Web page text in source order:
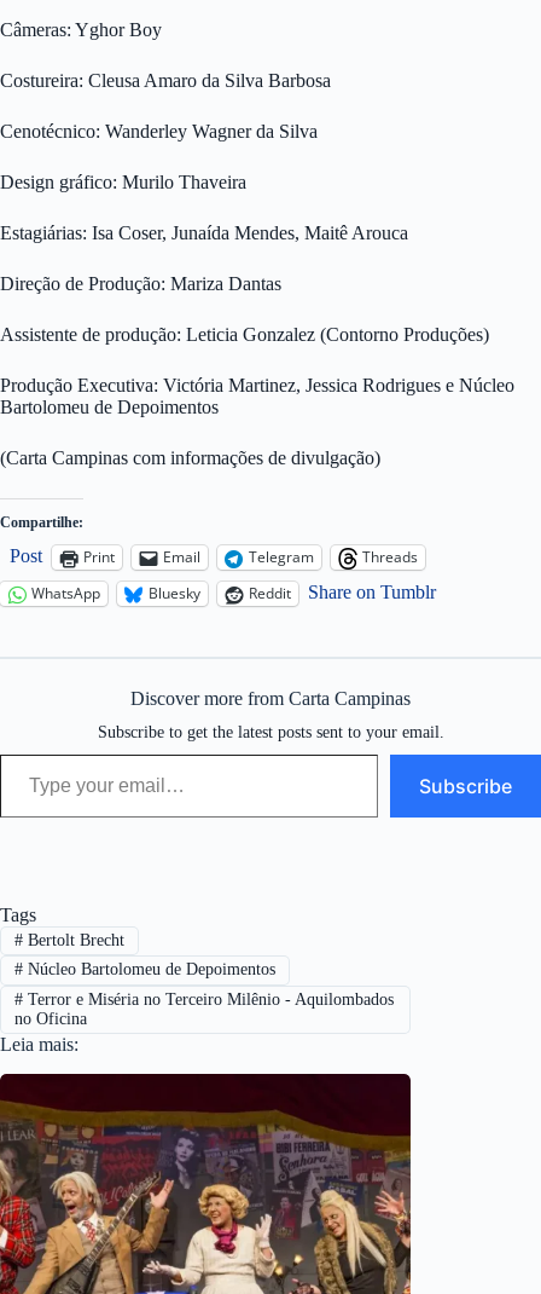
Câmeras: Yghor Boy
Costureira: Cleusa Amaro da Silva Barbosa
Cenotécnico: Wanderley Wagner da Silva
Design gráfico: Murilo Thaveira
Estagiárias: Isa Coser, Junaída Mendes, Maitê Arouca
Direção de Produção: Mariza Dantas
Assistente de produção: Leticia Gonzalez (Contorno Produções)
Produção Executiva: Victória Martinez, Jessica Rodrigues e Núcleo
Bartolomeu de Depoimentos
(Carta Campinas com informações de divulgação)
Compartilhe:
Post Print Email Telegram
Threads
WhatsApp
Bluesky Reddit Share on Tumblr
Discover more from Carta Campinas
Subscribe to get the latest posts sent to your email.
Type your email…
Subscribe
Tags
#Bertolt Brecht
#Núcleo Bartolomeu de Depoimentos
#Terror e Miséria no Terceiro Milênio - Aquilombados
no Oficina
Leia mais: